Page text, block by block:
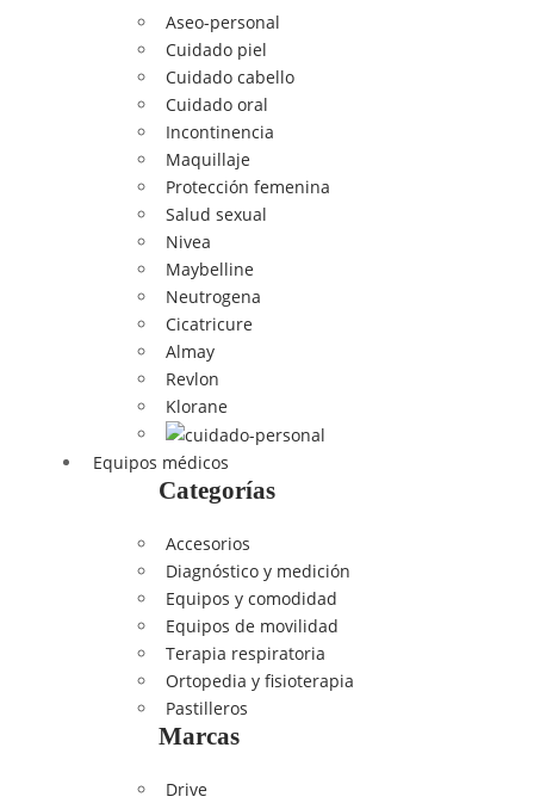
Aseo-personal
Cuidado piel
Cuidado cabello
Cuidado oral
Incontinencia
Maquillaje
Protección femenina
Salud sexual
Nivea
Maybelline
Neutrogena
Cicatricure
Almay
Revlon
Klorane
Equipos médicos
Categorías
Accesorios
Diagnóstico y medición
Equipos y comodidad
Equipos de movilidad
Terapia respiratoria
Ortopedia y fisioterapia
Pastilleros
Marcas
Drive